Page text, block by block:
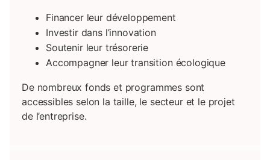
Financer leur développement
Investir dans l’innovation
Soutenir leur trésorerie
Accompagner leur transition écologique
De nombreux fonds et programmes sont
accessibles selon la taille, le secteur et le projet
de l’entreprise.